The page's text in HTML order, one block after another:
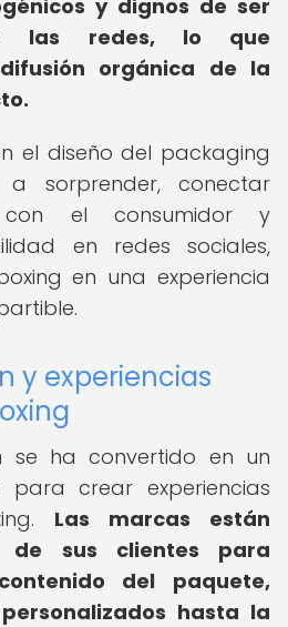
y dignos de ser
las redes, lo que
orgánica de la
el diseño del packaging
sorprender, conectar
con el consumidor y
en redes sociales,
en una experiencia
y experiencias
se ha convertido en un
crear experiencias
Las marcas están
de sus clientes para
del paquete,
hasta la